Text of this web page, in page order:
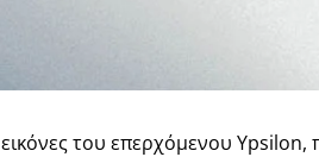
του επερχόμενου